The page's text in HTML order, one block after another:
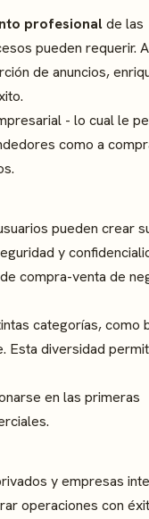
profesionalde las
pueden requerir.
de anuncios,
- lo cual le
como a
pueden crear
y
compra-venta de
categorías, como
Esta diversidad
en las primeras
y empresas
operaciones con